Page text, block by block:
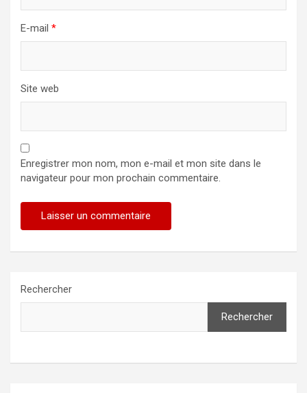
E-mail *
Site web
Enregistrer mon nom, mon e-mail et mon site dans le
navigateur pour mon prochain commentaire.
Rechercher
Rechercher